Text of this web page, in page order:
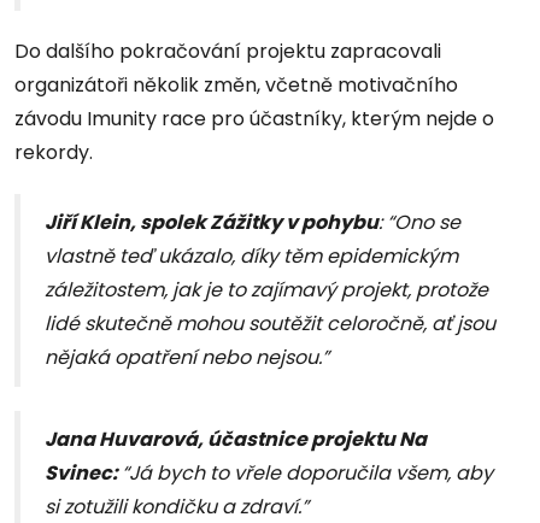
Do dalšího pokračování projektu zapracovali
organizátoři několik změn, včetně motivačního
závodu Imunity race pro účastníky, kterým nejde o
rekordy.
Jiří Klein, spolek Zážitky v pohybu: “Ono se
vlastně teď ukázalo, díky těm epidemickým
záležitostem, jak je to zajímavý projekt, protože
lidé skutečně mohou soutěžit celoročně, ať jsou
nějaká opatření nebo nejsou.”
Jana Huvarová, účastnice projektu Na
Svinec:“Já bych to vřele doporučila všem, aby
si zotužili kondičku a zdraví.”